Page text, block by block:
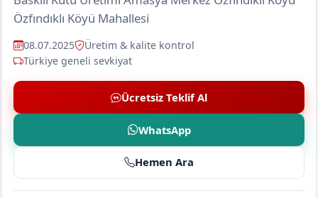
Özfındıklı Köyü Mahallesi
08.07.2025
Üretim & kalite kontrol
Türkiye geneli sevkiyat
Ücretsiz Teklif Al
WhatsApp
Hemen Ara